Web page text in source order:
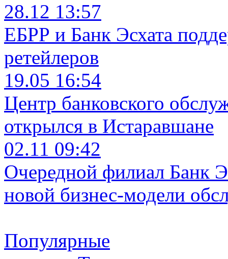
28.12 13:57
ЕБРР и Банк Эсхата
ретейлеров
19.05 16:54
Центр банковского
открылся в Истаравшане
02.11 09:42
Очередной филиал Банк
новой бизнес-модели
Популярные